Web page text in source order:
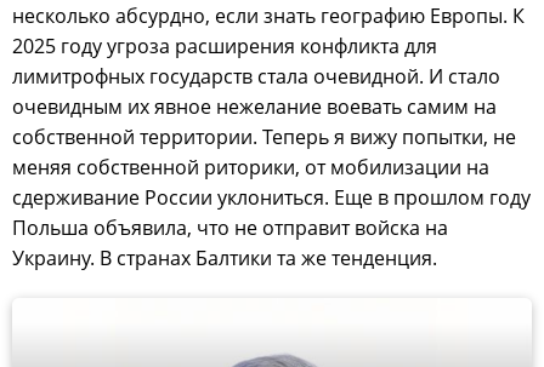
несколько абсурдно, если знать географию Европы. К
2025 году угроза расширения конфликта для
лимитрофных государств стала очевидной. И стало
очевидным их явное нежелание воевать самим на
собственной территории. Теперь я вижу попытки, не
меняя собственной риторики, от мобилизации на
сдерживание России уклониться. Еще в прошлом году
Польша объявила, что не отправит войска на
Украину. В странах Балтики та же тенденция.